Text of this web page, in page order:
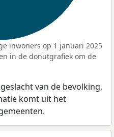
inwoners op 1 januari 2025
in de donutgrafiek om de
van de bevolking,
komt uit het